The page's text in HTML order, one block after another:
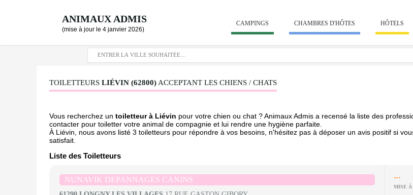
ANIMAUX ADMIS
(mise à jour le 4 janvier 2026)
CAMPINGS CHAMBRES D'HÔTES HÔTELS
TOILETTEURS LIÉVIN (62800) ACCEPTANT LES CHIENS / CHATS
Vous recherchez un toiletteur à Liévin pour votre chien ou chat ? Animaux Admis a recensé la liste des
contacter pour toiletter votre animal de compagnie et lui rendre une hygiène parfaite.
À Liévin, nous avons listé 3 toiletteurs pour répondre à vos besoins, n'hésitez pas à déposer un avis positif si
satisfait.
Liste des Toiletteurs
NUNAVIK DEPANNAGES CANINS ...
MISE À